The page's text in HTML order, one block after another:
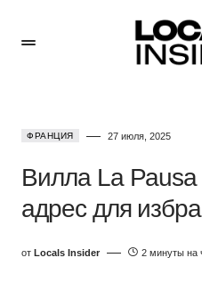
Dansk
Poland
Russian
ФРАНЦИЯ 27 июля, 2025
Вилла La Pausa
адрес для
от Locals Insider 2 минуты на